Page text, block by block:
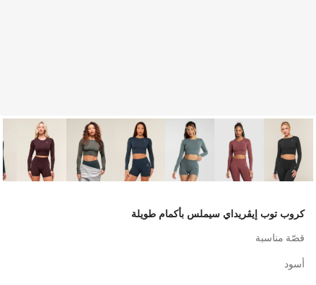
كروب توب إيڤريداي سيملس بأكمام طويلة
قصّة مناسبة
أسود